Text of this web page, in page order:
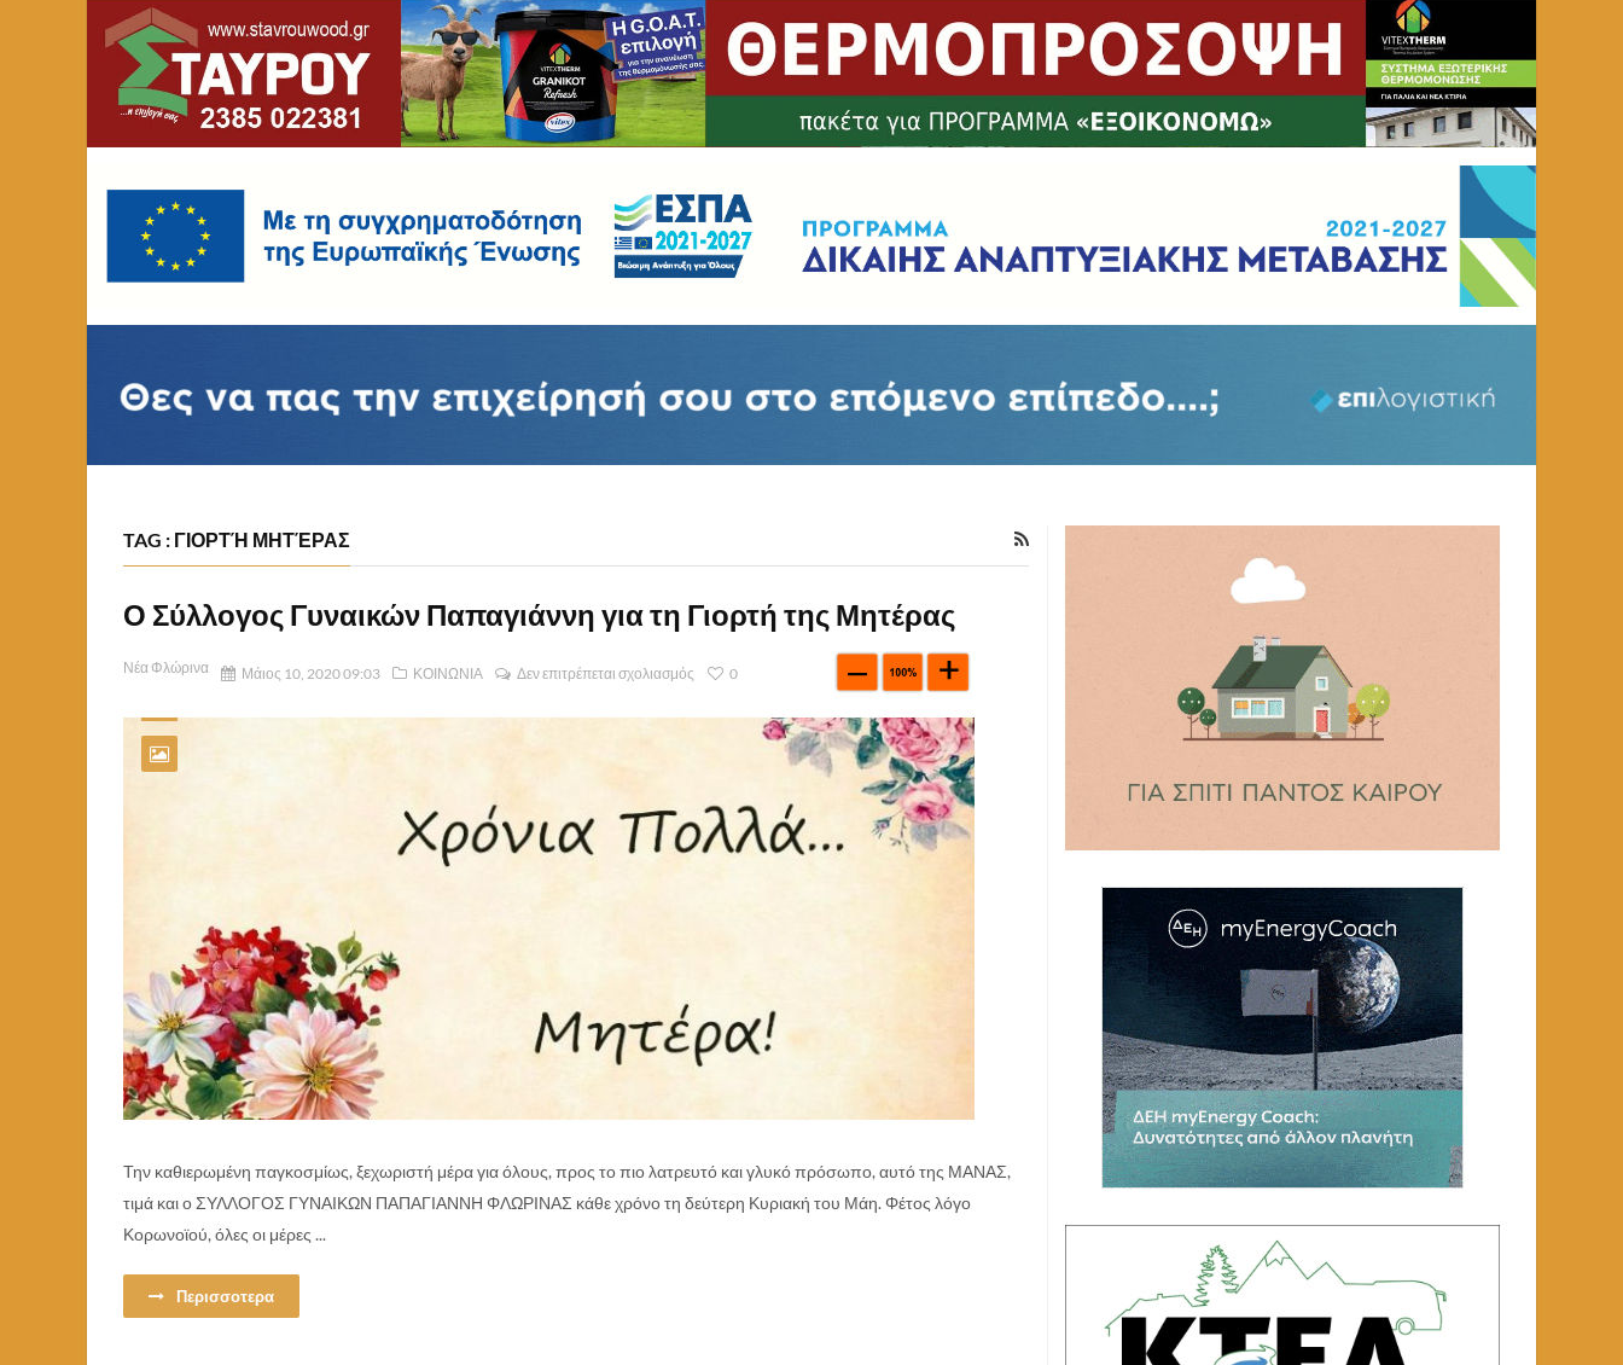
TAG : ΓΙΟΡΤΉ ΜΗΤΈΡΑΣ
Ο Σύλλογος Γυναικών Παπαγιάννη για τη Γιορτή της Μητέρας
Νέα Φλώρινα Μάιος 10, 2020 09:03 ΚΟΙΝΩΝΙΑ Δεν επιτρέπεται σχολιασμός 0
Την καθιερωμένη παγκοσμίως, ξεχωριστή μέρα για όλους, προς το πιο λατρευτό και γλυκό πρόσωπο, αυτό της ΜΑΝΑΣ,
τιμά και ο ΣΥΛΛΟΓΟΣ ΓΥΝΑΙΚΩΝ ΠΑΠΑΓΙΑΝΝΗ ΦΛΩΡΙΝΑΣ κάθε χρόνο τη δεύτερη Κυριακή του Μάη. Φέτος λόγο
Κορωνοϊού, όλες οι μέρες ...
Περισσοτερα